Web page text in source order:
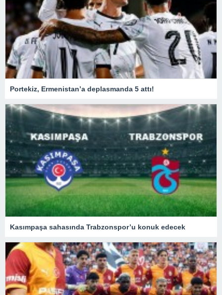
Portekiz, Ermenistan’a deplasmanda 5 attı!
Kasımpaşa sahasında Trabzonspor’u konuk edecek